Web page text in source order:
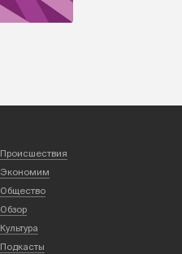
Происшествия
Экономим
Общество
Обзор
Культура
Подкасты